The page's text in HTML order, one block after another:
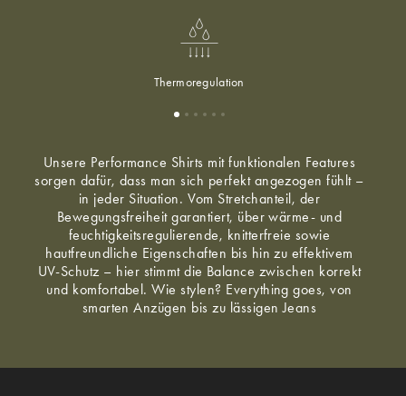
Thermoregulation
Unsere Performance Shirts mit funktionalen Features
sorgen dafür, dass man sich perfekt angezogen fühlt –
in jeder Situation. Vom Stretchanteil, der
Bewegungsfreiheit garantiert, über wärme- und
feuchtigkeitsregulierende, knitterfreie sowie
hautfreundliche Eigenschaften bis hin zu effektivem
UV-Schutz – hier stimmt die Balance zwischen korrekt
und komfortabel. Wie stylen? Everything goes, von
smarten Anzügen bis zu lässigen Jeans